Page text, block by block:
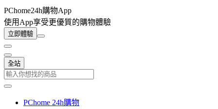
PChome24h購物App
使用App享受更優質的購物體驗
立即體驗
全站
PChome 24h購物